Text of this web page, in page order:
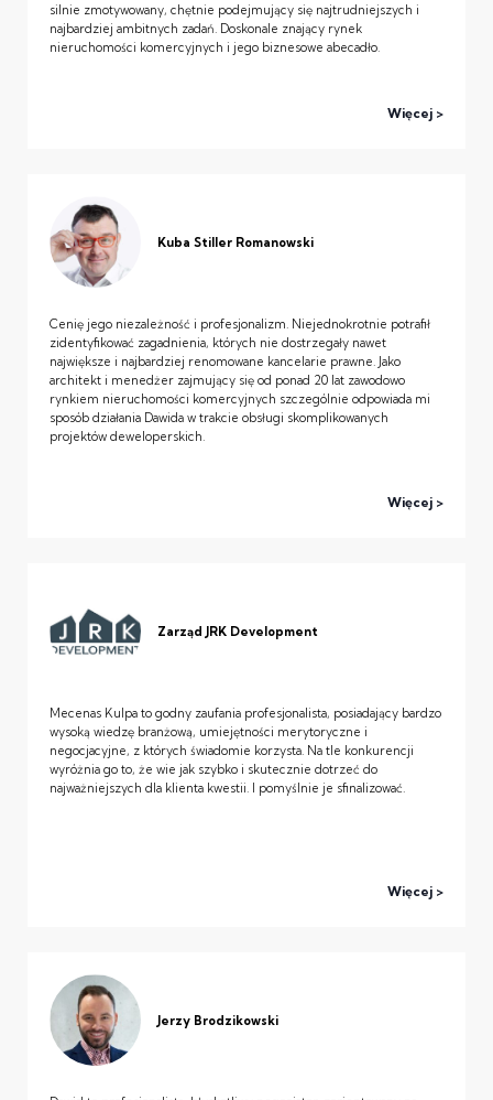
silnie zmotywowany, chętnie podejmujący się najtrudniejszych i
najbardziej ambitnych zadań. Doskonale znający rynek
nieruchomości komercyjnych i jego biznesowe abecadło.
Więcej
Kuba Stiller Romanowski
Cenię jego niezależność i profesjonalizm. Niejednokrotnie potrafił
zidentyfikować zagadnienia, których nie dostrzegały nawet
największe i najbardziej renomowane kancelarie prawne. Jako
architekt i menedżer zajmujący się od ponad 20 lat zawodowo
rynkiem nieruchomości komercyjnych szczególnie odpowiada mi
sposób działania Dawida w trakcie obsługi skomplikowanych
projektów deweloperskich.
Więcej
Zarząd JRK Development
Mecenas Kulpa to godny zaufania profesjonalista, posiadający bardzo
wysoką wiedzę branżową, umiejętności merytoryczne i
negocjacyjne, z których świadomie korzysta. Na tle konkurencji
wyróżnia go to, że wie jak szybko i skutecznie dotrzeć do
najważniejszych dla klienta kwestii. I pomyślnie je sfinalizować.
Więcej
Jerzy Brodzikowski